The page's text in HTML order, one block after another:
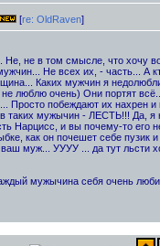
[re: OldRaven]
не в том смысле, что хочу
Не всех их, - часть... А
Каких мужчин я
люблю очень) Они портят
Просто побеждают их нахрен
таких мужычин - ЛЕСТЬ!!! Да,
Нарцисс, и вы почему-то
как он почешет себе пузик
муж... УУУУ ... да тут льсти
мужычина себя очень